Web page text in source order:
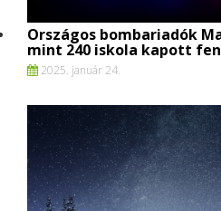
Országos bombariadók
mint 240 iskola kapott
2025. január 24.